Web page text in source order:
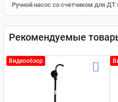
Ручной насос со счетчиком для
Рекомендуемые
Видеообзор